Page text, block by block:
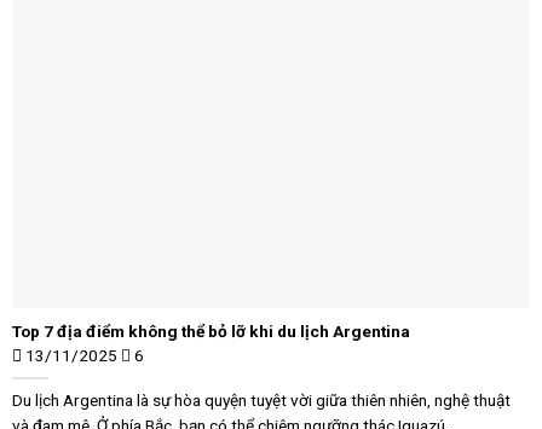
Top 7 địa điểm không thể bỏ lỡ khi du lịch Argentina
13/11/2025
6
Du lịch Argentina là sự hòa quyện tuyệt vời giữa thiên nhiên, nghệ thuật